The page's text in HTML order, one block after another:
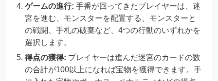
ゲームの進行: 手番が回ってきたプレイヤーは、迷
宮を進む、モンスターを配置する、モンスターと
の戦闘、手札の破棄など、4つの行動のいずれかを
選択します。
得点の獲得: プレイヤーは進んだ迷宮のカードの数
の合計が100以上になれば宝物を獲得できます。手